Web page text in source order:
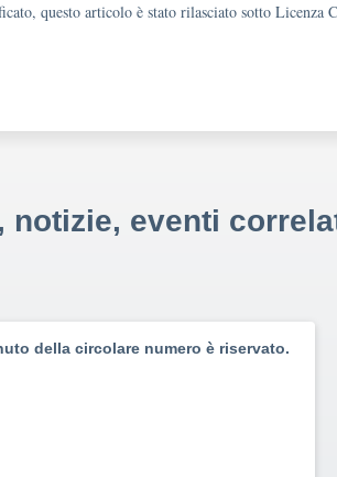
questo articolo è stato rilasciato sotto
notizie, eventi
della circolare numero è riservato.